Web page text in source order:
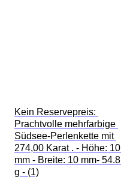
Kein Reservepreis:
Prachtvolle mehrfarbige
Südsee-Perlenkette mit
274,00 Karat . - Höhe: 10
mm - Breite: 10 mm- 54.8
g - (1)